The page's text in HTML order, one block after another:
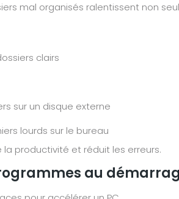
mal organisés ralentissent non
clairs
sur un disque externe
lourds sur le bureau
productivité et réduit les erreurs.
au